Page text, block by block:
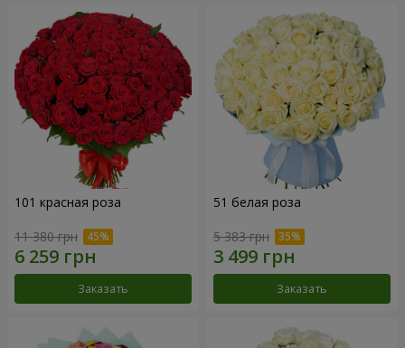
101 красная роза
11 380 грн
Заказать
51 белая роза
5 383 грн
Заказать